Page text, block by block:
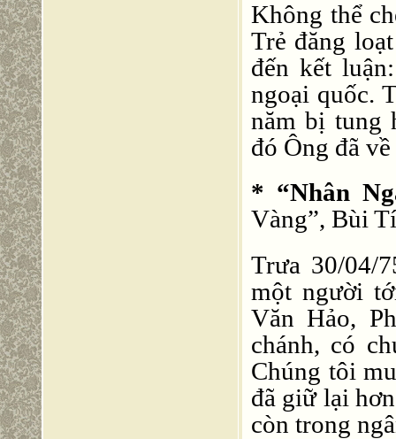
Không thể
Trẻ đăng
đến kết
ngoại quốc.
năm bị tung
đó Ông đã
* “Nhân
Vàng”, Bùi
Trưa 30/04/
một người
Văn Hảo,
chánh, có
Chúng tôi
đã giữ lại
còn trong